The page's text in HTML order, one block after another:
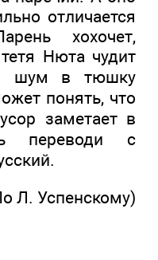
отличается
хохочет,
Нюта чудит
шум в тюшку
понять, что
заметает в
переводи с
Л. Успенскому)